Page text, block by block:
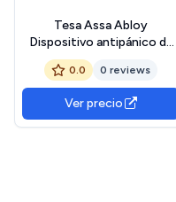
Tesa Assa Abloy
Dispositivo antipánico de
Empuje, Modelo de
sobreponer con un Punto
de Cierre de la Gama
Universal en Acabado
Satinado-INOX Push
0.0 0 reviews
Ver precio